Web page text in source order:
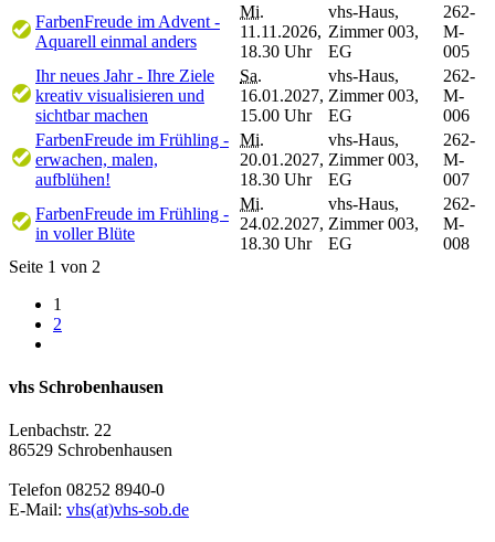
FarbenFreude im Advent -
Aquarell einmal anders
Mi.
11.11.2026,
18.30 Uhr
vhs-Haus,
Zimmer 003,
EG
262-
M-
005
Ihr neues Jahr - Ihre Ziele
kreativ visualisieren und
sichtbar machen
Sa.
16.01.2027,
15.00 Uhr
vhs-Haus,
Zimmer 003,
EG
262-
M-
006
FarbenFreude im Frühling -
erwachen, malen,
aufblühen!
Mi.
20.01.2027,
18.30 Uhr
vhs-Haus,
Zimmer 003,
EG
262-
M-
007
FarbenFreude im Frühling -
in voller Blüte
Mi.
24.02.2027,
18.30 Uhr
vhs-Haus,
Zimmer 003,
EG
262-
M-
008
Seite 1 von 2
1
2
vhs Schrobenhausen
Lenbachstr. 22
86529 Schrobenhausen
Telefon 08252 8940-0
E-Mail: vhs(at)vhs-sob.de